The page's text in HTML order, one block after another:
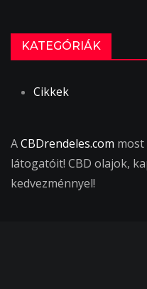
KATEGÓRIÁK
Cikkek
ACBDrendeles.com most
látogatóit! CBD olajok,
kedvezménnyel!